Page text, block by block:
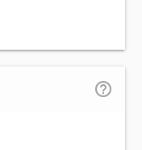
help_outline